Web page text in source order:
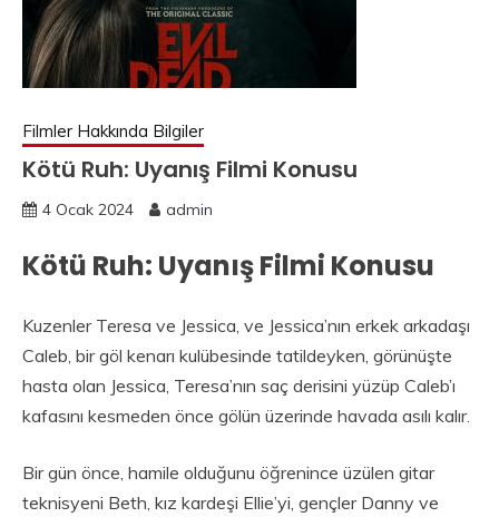
Filmler Hakkında Bilgiler
Kötü Ruh: Uyanış Filmi Konusu
4 Ocak 2024 admin
Kötü Ruh: Uyanış Filmi Konusu
Kuzenler Teresa ve Jessica, ve Jessica’nın erkek arkadaşı
Caleb, bir göl kenarı kulübesinde tatildeyken, görünüşte
hasta olan Jessica, Teresa’nın saç derisini yüzüp Caleb’ı
kafasını kesmeden önce gölün üzerinde havada asılı kalır.
Bir gün önce, hamile olduğunu öğrenince üzülen gitar
teknisyeni Beth, kız kardeşi Ellie’yi, gençler Danny ve